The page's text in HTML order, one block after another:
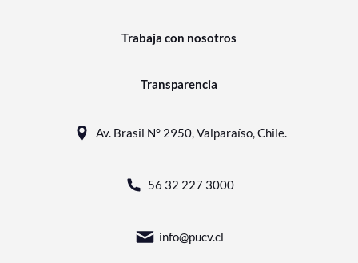
Trabaja con nosotros
Transparencia
Av. Brasil N° 2950, Valparaíso, Chile.
56 32 227 3000
info@pucv.cl